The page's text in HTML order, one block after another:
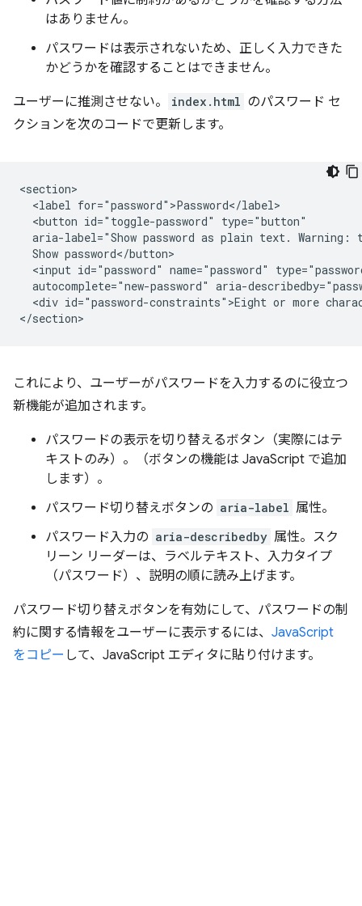
はありません。
パスワードは表示されないため、正しく入力できた
かどうかを確認することはできません。
ユーザーに推測させない。 index.html のパスワード セ
クションを次のコードで更新します。
<section>
  <label for="password">Password</label>
  <button id="toggle-password" type="button"
aria-label="Show password as plain text. Warning:
  Show password</button>
<input id="password" name="password"
autocomplete="new-password" aria-
<div id="password-constraints">Eight or more
これにより、ユーザーがパスワードを入力するのに役立つ
新機能が追加されます。
パスワードの表示を切り替えるボタン（実際にはテ
キストのみ）。（ボタンの機能は JavaScript で追加
します）。
パスワード切り替えボタンの aria-label 属性。
パスワード入力の aria-describedby 属性。スク
リーン リーダーは、ラベルテキスト、入力タイプ
（パスワード）、説明の順に読み上げます。
パスワード切り替えボタンを有効にして、パスワードの制
約に関する情報をユーザーに表示するには、 JavaScript
をコピー して、JavaScript エディタに貼り付けます。